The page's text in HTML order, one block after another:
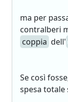
ma per
contralberi
coppia dell'
Se così
spesa totale